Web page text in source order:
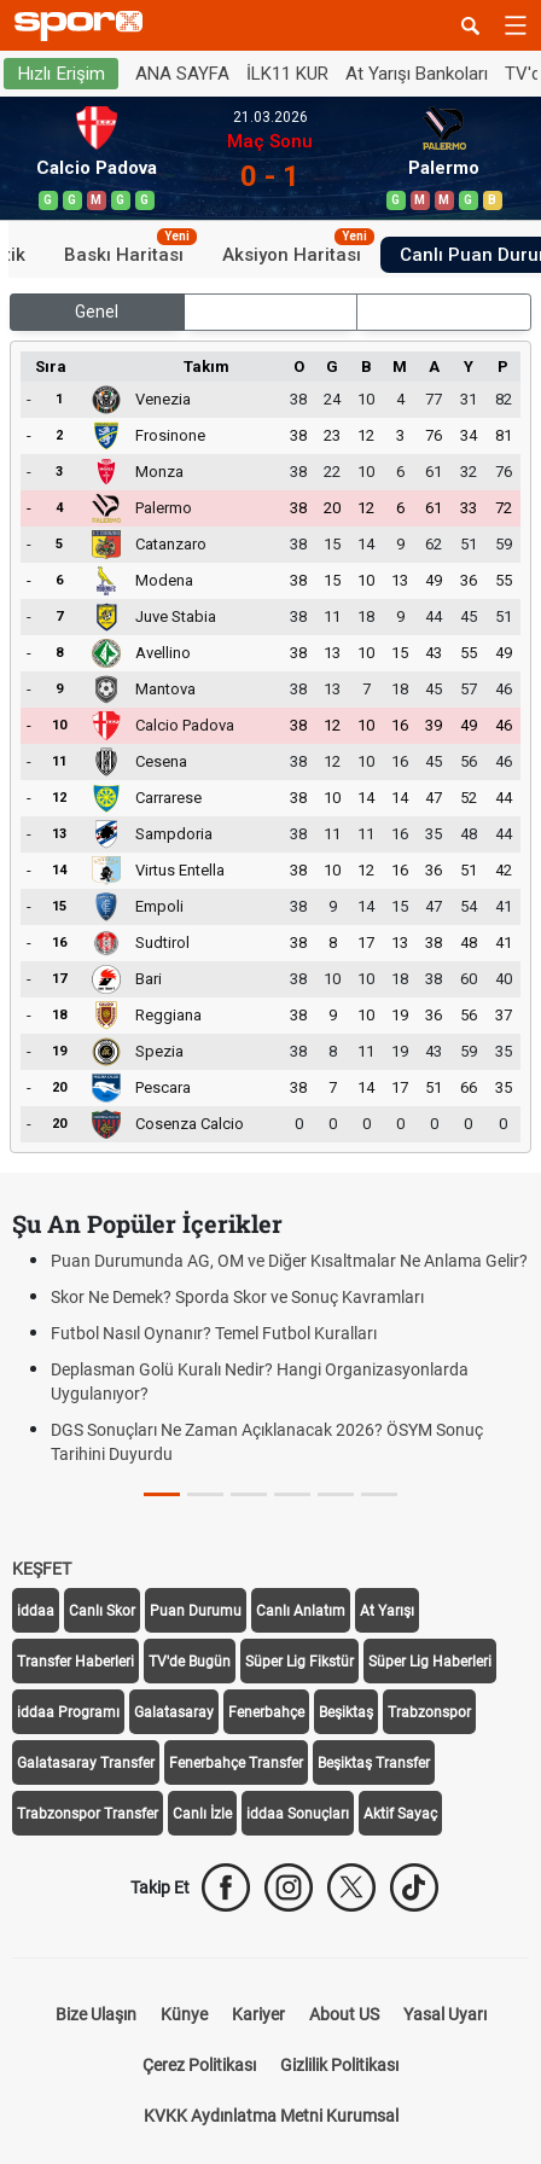
Hızlı Erişim ANA SAYFA İLK11 KUR At Yarışı Bankoları
Calcio Padova
G G M G G
21.03.2026
Maç Sonu
0 - 1 Palermo
G M M G B
Baskı Haritası
Yeni
Aksiyon Haritası
Yeni
Canlı Puan
Genel
Sıra Takım O G B M A Y
P
-
1 Venezia 38 24 10 4 77 31
82
-
2 Frosinone 38 23 12 3 76 34
81
-
3 Monza 38 22 10 6 61 32
76
-
4 Palermo 38 20 12 6 61 33
72
-
5 Catanzaro 38 15 14 9 62 51
59
-
6 Modena 38 15 10 13 49 36
55
-
7 Juve Stabia 38 11 18 9 44 45
51
-
8 Avellino 38 13 10 15 43 55
49
-
9 Mantova 38 13 7 18 45 57
46
-
10 Calcio Padova 38 12 10 16 39 49
46
-
11 Cesena 38 12 10 16 45 56
46
-
12 Carrarese 38 10 14 14 47 52
44
-
13 Sampdoria 38 11 11 16 35 48
44
-
14 Virtus Entella 38 10 12 16 36 51
42
-
15 Empoli 38 9 14 15 47 54
41
-
16 Sudtirol 38 8 17 13 38 48
41
-
17 Bari 38 10 10 18 38 60
40
-
18 Reggiana 38 9 10 19 36 56
37
-
19 Spezia 38 8 11 19 43 59
35
-
20 Pescara 38 7 14 17 51 66
35
-
20 Cosenza Calcio 0 0 0 0 0 0 0
Şu An Popüler İçerikler
Puan Durumunda AG, OM ve Diğer Kısaltmalar Ne Anlama Gelir?
Skor Ne Demek? Sporda Skor ve Sonuç Kavramları
Futbol Nasıl Oynanır? Temel Futbol Kuralları
Deplasman Golü Kuralı Nedir? Hangi Organizasyonlarda
Uygulanıyor?
DGS Sonuçları Ne Zaman Açıklanacak 2026? ÖSYM Sonuç
Tarihini Duyurdu
KEŞFET
iddaa Canlı Skor Puan Durumu Canlı Anlatım At Yarışı
Transfer Haberleri TV'de Bugün Süper Lig Fikstür Süper Lig Haberleri
iddaa Programı Galatasaray Fenerbahçe Beşiktaş Trabzonspor
Galatasaray Transfer Fenerbahçe Transfer Beşiktaş Transfer
Trabzonspor Transfer Canlı İzle iddaa Sonuçları Aktif Sayaç
Takip Et
Bize Ulaşın Künye Kariyer About US Yasal Uyarı
Çerez Politikası Gizlilik Politikası
KVKK Aydınlatma Metni Kurumsal